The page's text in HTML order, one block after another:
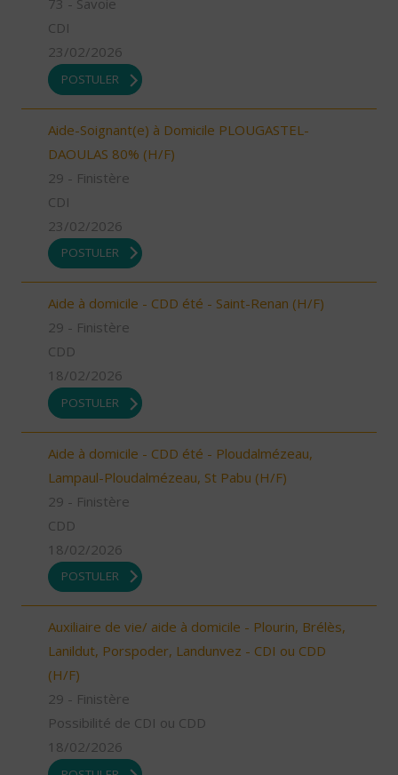
73 - Savoie
CDI
23/02/2026
POSTULER
Aide-Soignant(e) à Domicile PLOUGASTEL-
DAOULAS 80% (H/F)
29 - Finistère
CDI
23/02/2026
POSTULER
Aide à domicile - CDD été - Saint-Renan (H/F)
29 - Finistère
CDD
18/02/2026
POSTULER
Aide à domicile - CDD été - Ploudalmézeau,
Lampaul-Ploudalmézeau, St Pabu (H/F)
29 - Finistère
CDD
18/02/2026
POSTULER
Auxiliaire de vie/ aide à domicile - Plourin, Brélès,
Lanildut, Porspoder, Landunvez - CDI ou CDD
(H/F)
29 - Finistère
Possibilité de CDI ou CDD
18/02/2026